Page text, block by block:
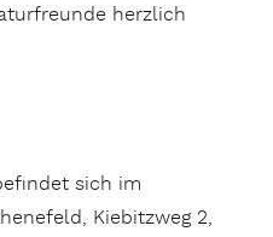
herzlich
sich im
Kiebitzweg 2,